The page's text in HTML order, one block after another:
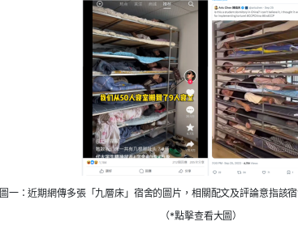
圖一：近期網傳多張「九層床」宿舍的圖片，相關配文及評論意指該
（*點擊查看大圖）